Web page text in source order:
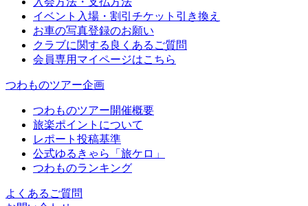
イベント入場・割引チケット引き換え
お車の写真登録のお願い
クラブに関する良くあるご質問
会員専用マイページはこちら
つわものツアー企画
つわものツアー開催概要
旅楽ポイントについて
レポート投稿基準
公式ゆるきゃら「旅ケロ」
つわものランキング
よくあるご質問